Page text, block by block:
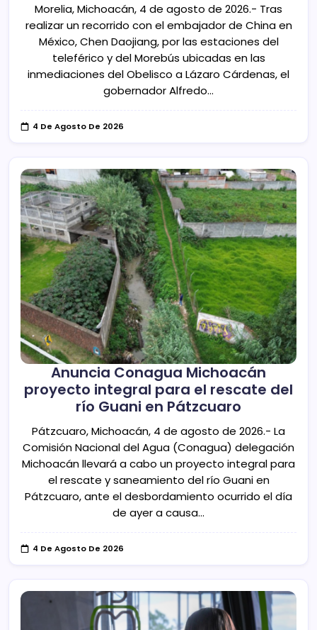
Morelia, Michoacán, 4 de agosto de 2026.- Tras
realizar un recorrido con el embajador de China en
México, Chen Daojiang, por las estaciones del
teleférico y del Morebús ubicadas en las
inmediaciones del Obelisco a Lázaro Cárdenas, el
gobernador Alfredo…
4 De Agosto De 2026
Anuncia Conagua Michoacán
proyecto integral para el rescate del
río Guani en Pátzcuaro
Pátzcuaro, Michoacán, 4 de agosto de 2026.- La
Comisión Nacional del Agua (Conagua) delegación
Michoacán llevará a cabo un proyecto integral para
el rescate y saneamiento del río Guani en
Pátzcuaro, ante el desbordamiento ocurrido el día
de ayer a causa…
4 De Agosto De 2026